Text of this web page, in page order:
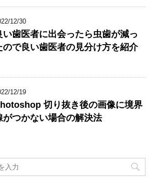
12/30
い歯医者に出会ったら虫歯が減っ
ので良い歯医者の見分け方を紹介
12/19
切り抜き後の画像に境界
がつかない場合の解決法